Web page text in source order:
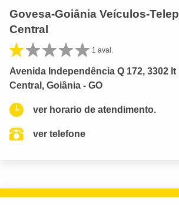
Govesa-Goiânia Veículos-
Central
1 aval.
Avenida Independência Q 172, 3302 lt
Central, Goiânia - GO
ver horario de atendimento.
ver telefone